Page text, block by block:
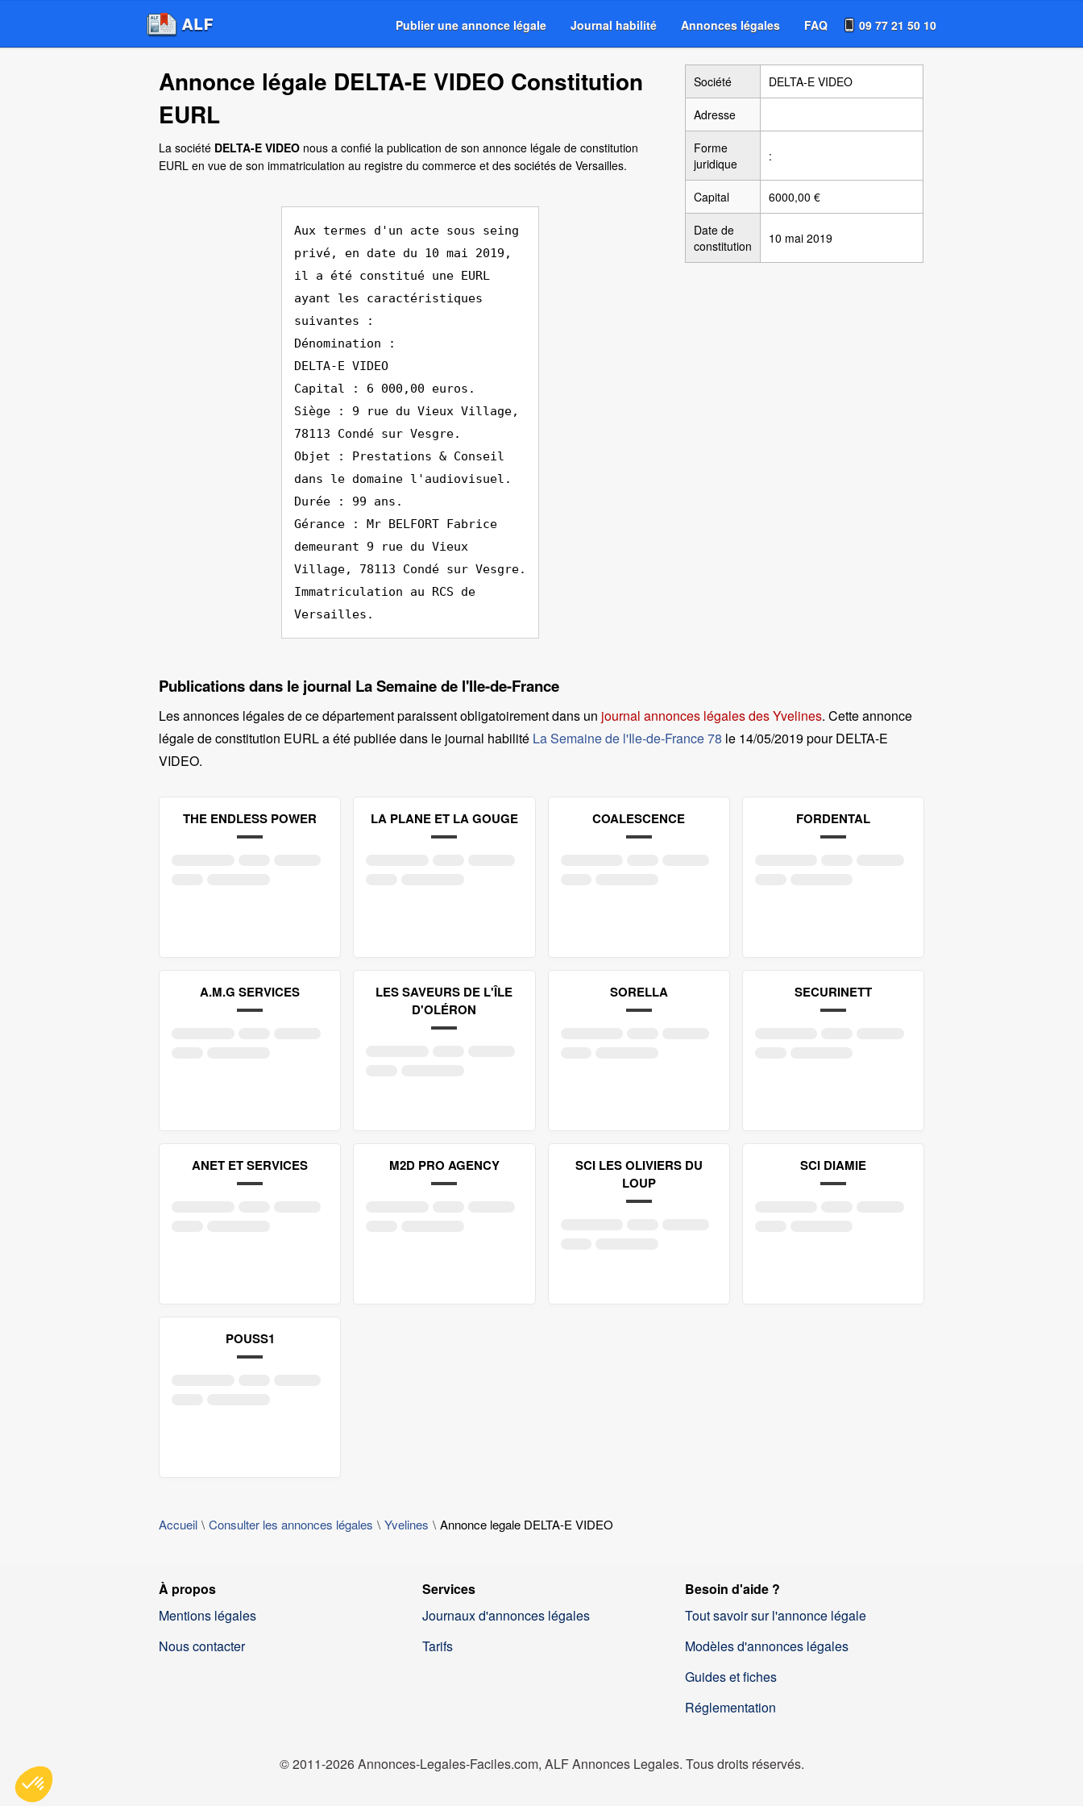
Publier une annonce légale Journal habilité Annonces légales FAQ 09 77 21 50 10
Annonce légale DELTA-E VIDEO Constitution
EURL
La société DELTA-E VIDEO nous a confié la publication de son annonce légale de constitution
EURL en vue de son immatriculation au registre du commerce et des sociétés de Versailles.
Aux termes d'un acte sous seing
privé, en date du 10 mai 2019,
il a été constitué une EURL
ayant les caractéristiques
suivantes :
Dénomination :
DELTA-E VIDEO
Capital : 6 000,00 euros.
Siège : 9 rue du Vieux Village,
78113 Condé sur Vesgre.
Objet : Prestations & Conseil
dans le domaine l'audiovisuel.
Durée : 99 ans.
Gérance : Mr BELFORT Fabrice
demeurant 9 rue du Vieux
Village, 78113 Condé sur Vesgre.
Immatriculation au RCS de
Versailles.
Société DELTA-E VIDEO
Adresse
Forme
juridique
:
Capital 6000,00 €
Date de
constitution
10 mai 2019
Publications dans le journal La Semaine de l'Ile-de-France
Les annonces légales de ce département paraissent obligatoirement dans un journal annonces légales des Yvelines. Cette annonce
légale de constitution EURL a été publiée dans le journal habilité La Semaine de l'Ile-de-France 78 le 14/05/2019 pour DELTA-E
VIDEO.
THE ENDLESS POWER LA PLANE ET LA GOUGE COALESCENCE FORDENTAL
A.M.G SERVICES
LES SAVEURS DE L'ÎLE
D'OLÉRON
SORELLA SECURINETT
ANET ET SERVICES M2D PRO AGENCY
SCI LES OLIVIERS DU
LOUP
SCI DIAMIE
POUSS1
Accueil Consulter les annonces légales Yvelines Annonce legale DELTA-E VIDEO
À propos
Mentions légales
Nous contacter
Services
Journaux d'annonces légales
Tarifs
Besoin d'aide ?
Tout savoir sur l'annonce légale
Modèles d'annonces légales
Guides et fiches
Réglementation
© 2011-2026 Annonces-Legales-Faciles.com, ALF Annonces Legales. Tous droits réservés.